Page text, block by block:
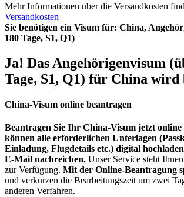
Mehr Informationen über die Versandkosten
Versandkosten
Sie benötigen ein Visum für: China,
180 Tage, S1, Q1)
Ja! Das Angehörigenvisum
Tage, S1, Q1) für China wird
China-Visum online beantragen
Beantragen Sie Ihr China-Visum jetzt online
können alle erforderlichen Unterlagen
Einladung, Flugdetails etc.) digital
E-Mail nachreichen. Unser Service steht
zur Verfügung. Mit der Online-Beantragung
und verkürzen die Bearbeitungszeit um zwei
anderen Verfahren.